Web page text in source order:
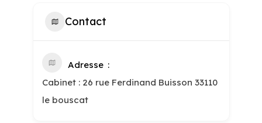
Contact
Adresse
Cabinet : 26 rue Ferdinand Buisson 33110
le bouscat